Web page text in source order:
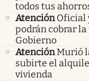
todos tus
Atención Oficial
podrán cobrar
Gobierno
AtenciónMurió
subirte el
vivienda